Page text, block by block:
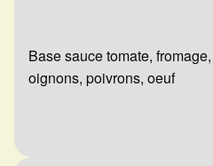
Base sauce tomate,
oignons, poivrons, oeuf